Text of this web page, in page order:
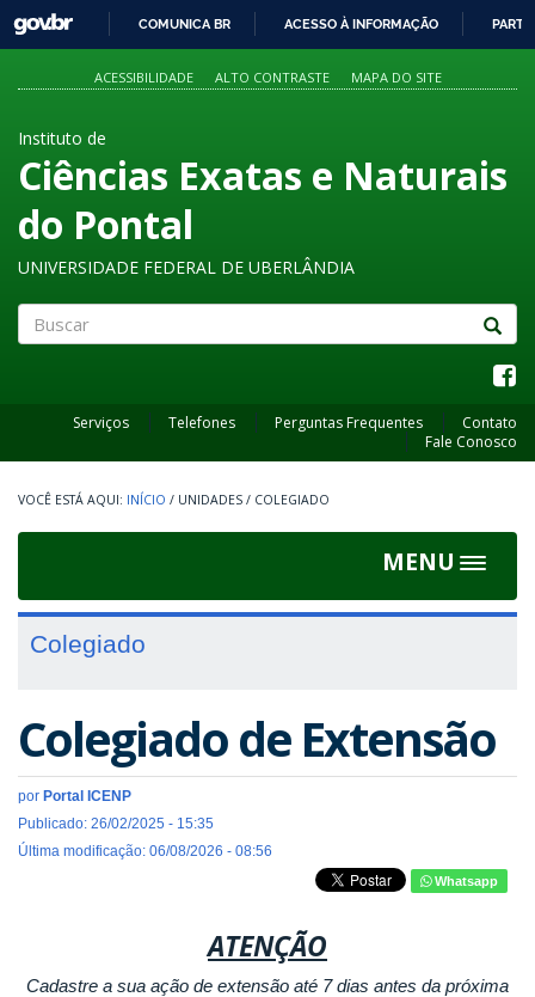
PARA
O
GOVBR
COMUNICA BR ACESSO À INFORMAÇÃO
ACESSIBILIDADE ALTO CONTRASTE MAPA DO SITE
Instituto de
Ciências Exatas e Naturais
do Pontal
UNIVERSIDADE FEDERAL DE UBERLÂNDIA
Serviços Telefones Perguntas Frequentes
Contato
Fale Conosco
INÍCIO / UNIDADES / COLEGIADO
MENU
Toggle
Colegiado
Colegiado de Extensão
por Portal ICENP
Publicado: 26/02/2025 - 15:35
Última modificação: 06/08/2026 - 08:56
Whatsapp
ATENÇÃO
Cadastre a sua ação de extensão até 7 dias antes da próxima